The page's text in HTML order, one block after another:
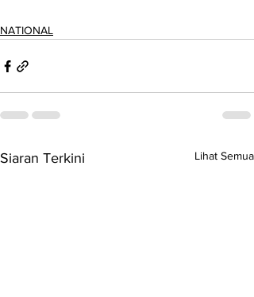
NATIONAL
Siaran Terkini Lihat Semua